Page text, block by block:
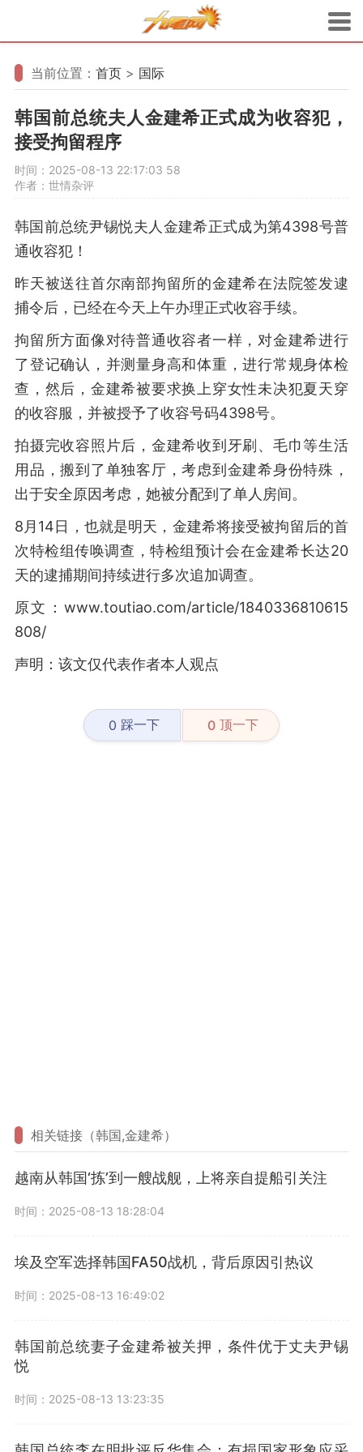
当前位置： 首页 > 国际
韩国前总统夫人金建希正式成为收容犯，
接受拘留程序
时间：2025-08-13 22:17:03 58
作者：世情杂评
韩国前总统尹锡悦夫人金建希正式成为第4398号普
通收容犯！
昨天被送往首尔南部拘留所的金建希在法院签发逮
捕令后，已经在今天上午办理正式收容手续。
拘留所方面像对待普通收容者一样，对金建希进行
了登记确认，并测量身高和体重，进行常规身体检
查，然后，金建希被要求换上穿女性未决犯夏天穿
的收容服，并被授予了收容号码4398号。
拍摄完收容照片后，金建希收到牙刷、毛巾等生活
用品，搬到了单独客厅，考虑到金建希身份特殊，
出于安全原因考虑，她被分配到了单人房间。
8月14日，也就是明天，金建希将接受被拘留后的首
次特检组传唤调查，特检组预计会在金建希长达20
天的逮捕期间持续进行多次追加调查。
原文：www.toutiao.com/article/1840336810615
808/
声明：该文仅代表作者本人观点
0 踩一下 0 顶一下
相关链接（韩国,金建希）
越南从韩国‘拣’到一艘战舰，上将亲自提船引关注
时间：2025-08-13 18:28:04
埃及空军选择韩国FA50战机，背后原因引热议
时间：2025-08-13 16:49:02
韩国前总统妻子金建希被关押，条件优于丈夫尹锡
悦
时间：2025-08-13 13:23:35